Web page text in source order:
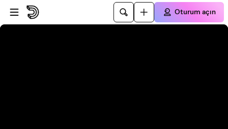
Oynatıcıya atla
Ana içeriğe atla
Oturum açın